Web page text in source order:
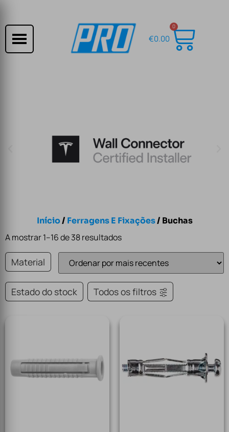
€0.00
0
Início/ Ferragens E Fixações/ Buchas
A mostrar 1–16 de 38 resultados
Material
Estado do stock Todos os filtros